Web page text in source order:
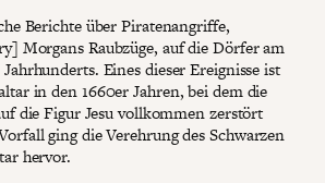
Berichte über Piratenangriffe,
Morgans Raubzüge, auf die Dörfer am
Jahrhunderts. Eines dieser Ereignisse ist
in den 1660er Jahren, bei dem die
die Figur Jesu vollkommen zerstört
ging die Verehrung des Schwarzen
hervor.